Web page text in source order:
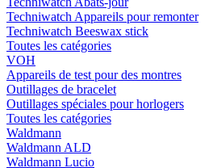
Techniwatch Appareils pour remonter
Techniwatch Beeswax stick
Toutes les catégories
VOH
Appareils de test pour des montres
Outillages de bracelet
Outillages spéciales pour horlogers
Toutes les catégories
Waldmann
Waldmann ALD
Waldmann Lucio